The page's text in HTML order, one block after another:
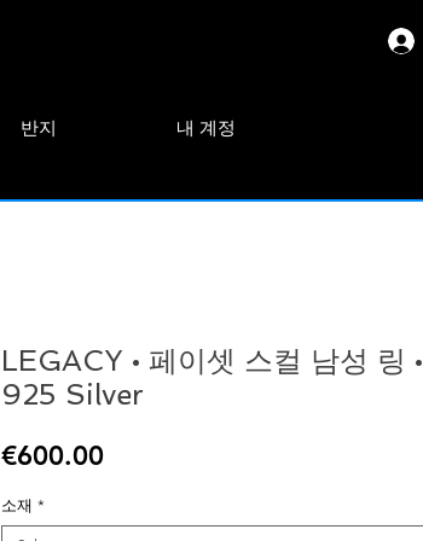
반지 내 계정
LEGACY • 페이셋 스컬 남성 링 •
925 Silver
€600.00Price
소재 *